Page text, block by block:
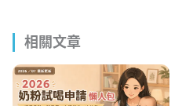
相關文章